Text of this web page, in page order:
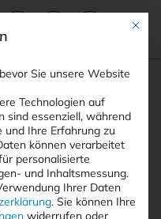
FRAMEWORK
Mit
Sie unsere Website
Technologien auf
sind essenziell, während
Ihre Erfahrung zu
können verarbeitet
personalisierte
und Inhaltsmessung.
Ihrer Daten
. Sie können Ihre
widerrufen oder